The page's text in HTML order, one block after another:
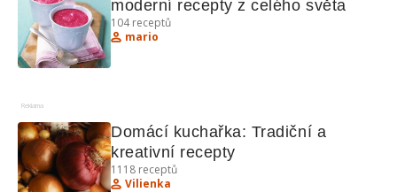
moderní recepty z celého světa
104receptů
mario
Reklama
Domácí kuchařka: Tradiční a
kreativní recepty
1118 receptů
Vilienka